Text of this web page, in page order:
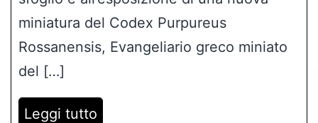
miniatura del Codex Purpureus
Rossanensis, Evangeliario greco miniato
del […]
Leggi tutto